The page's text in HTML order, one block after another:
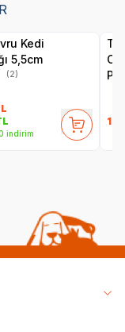
Kedi
5,5cm
(2)
indirim